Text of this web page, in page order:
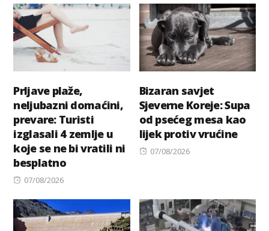
Prljave plaže,
neljubazni domaćini,
prevare: Turisti
izglasali 4 zemlje u
koje se ne bi vratili ni
besplatno
Posted
07/08/2026
Bizaran savjet
Sjeverne Koreje: Supa
od psećeg mesa kao
lijek protiv vrućine
Posted
07/08/2026